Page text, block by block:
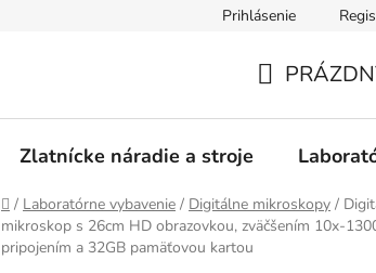
Prihlásenie
KOŠÍK
Zlatnícke náradie a stroje
Domov
/ Laboratórne vybavenie / Digitálne mikroskopy /
mikroskop s 26cm HD obrazovkou, zväčšením 10x-
pripojením a 32GB pamäťovou kartou